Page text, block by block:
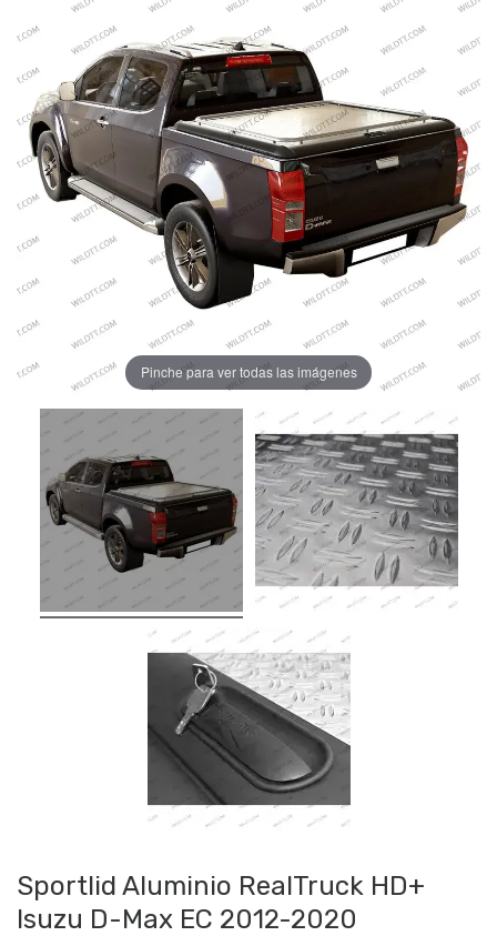
Pinche para ver todas las imágenes
Sportlid Aluminio RealTruck HD+
Isuzu D-Max EC 2012-2020